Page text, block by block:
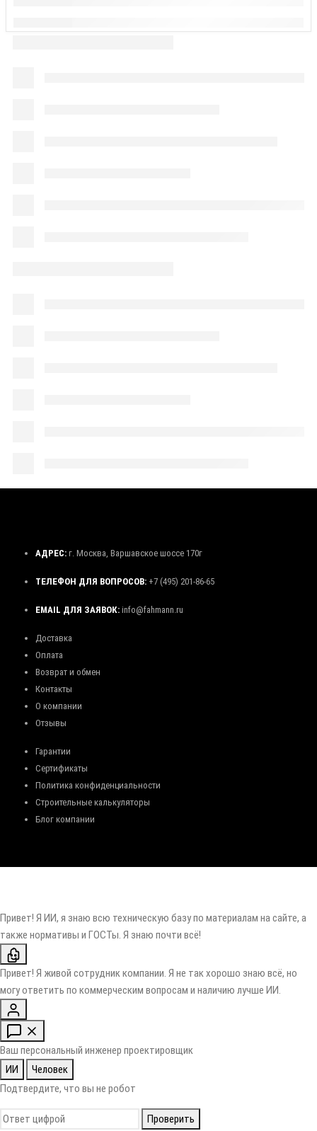
АДРЕС: г. Москва, Варшавское шоссе 170г
ТЕЛЕФОН ДЛЯ ВОПРОСОВ: +7 (495) 201-86-65
EMAIL ДЛЯ ЗАЯВОК: info@fahmann.ru
Доставка
Оплата
Возврат и обмен
Контакты
О компании
Отзывы
Гарантии
Сертификаты
Политика конфиденциальности
Строительные калькуляторы
Блог компании
Привет! Я ИИ, я знаю всю техническую базу по материалам на сайте, а
также нормативы и ГОСТы. Я знаю почти всё!
Привет! Я живой сотрудник компании. Я не так хорошо знаю всё, но
могу ответить по коммерческим вопросам и наличию лучше ИИ.
Ваш персональный инженер проектировщик
ИИ
Человек
Подтвердите, что вы не робот
Проверить